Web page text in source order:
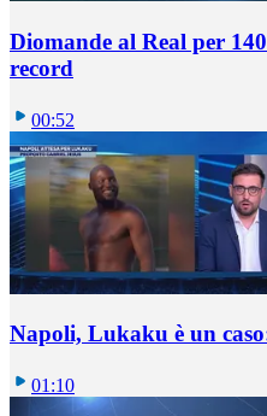
Diomande al Real per
record
00:52
Napoli, Lukaku è un
01:10